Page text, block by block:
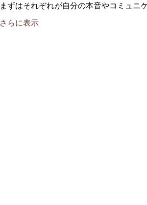
まずはそれぞれが自分の本音やコミュニ
さらに表示